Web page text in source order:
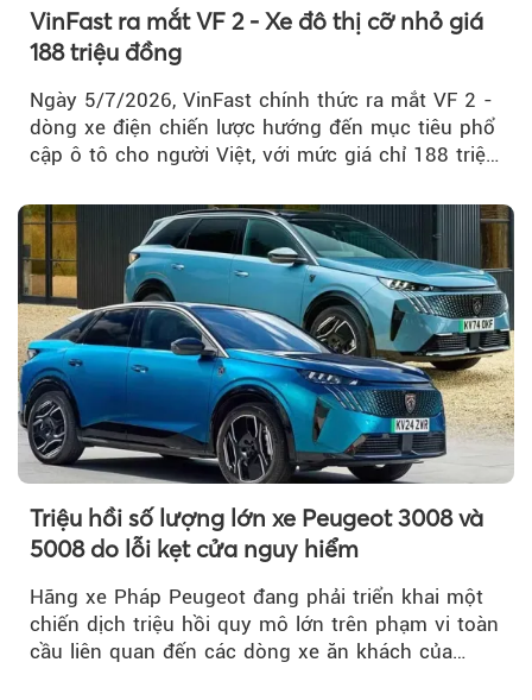
VinFast ra mắt VF 2 - Xe đô thị cỡ nhỏ giá
188 triệu đồng
Ngày 5/7/2026, VinFast chính thức ra mắt VF 2 -
dòng xe điện chiến lược hướng đến mục tiêu phổ
cập ô tô cho người Việt, với mức giá chỉ 188 triệu
Triệu hồi số lượng lớn xe Peugeot 3008 và
5008 do lỗi kẹt cửa nguy hiểm
Hãng xe Pháp Peugeot đang phải triển khai một
chiến dịch triệu hồi quy mô lớn trên phạm vi toàn
cầu liên quan đến các dòng xe ăn khách của